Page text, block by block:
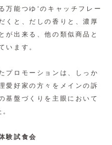
万能つゆ’のキャッチフレー
くと、だしの香りと、濃厚
が出来る、他の類似商品と
います。
プロモーションは、しっか
愛好家の方々をメインの訴
基盤づくりを主眼において
験試食会